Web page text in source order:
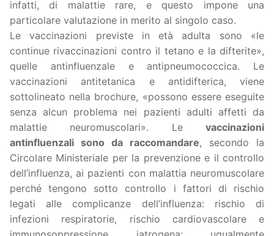
infatti, di malattie rare, e questo impone una
particolare valutazione in merito al singolo caso.
Le vaccinazioni previste in età adulta sono «le
continue rivaccinazioni contro il tetano e la difterite»,
quelle antinfluenzale e antipneumococcica. Le
vaccinazioni antitetanica e antidifterica, viene
sottolineato nella brochure, «possono essere eseguite
senza alcun problema nei pazienti adulti affetti da
malattie neuromuscolari». Le vaccinazioni
antinfluenzali sono da raccomandare, secondo la
Circolare Ministeriale per la prevenzione e il controllo
dell’influenza, ai pazienti con malattia neuromuscolare
perché tengono sotto controllo i fattori di rischio
legati alle complicanze dell’influenza: rischio di
infezioni respiratorie, rischio cardiovascolare e